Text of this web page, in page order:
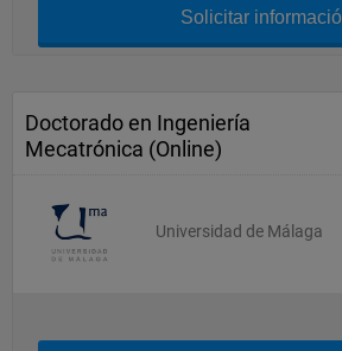
Solicitar
Doctorado en Ingeniería
Mecatrónica (Online)
Universidad de Málaga